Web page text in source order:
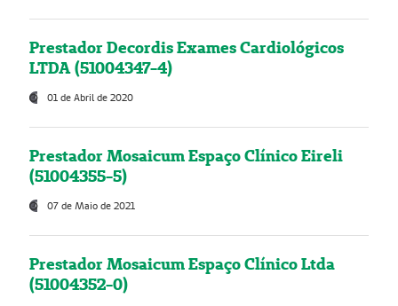
Prestador Decordis Exames Cardiológicos
LTDA (51004347-4)
01 de Abril de 2020
Prestador Mosaicum Espaço Clínico Eireli
(51004355-5)
07 de Maio de 2021
Prestador Mosaicum Espaço Clínico Ltda
(51004352-0)